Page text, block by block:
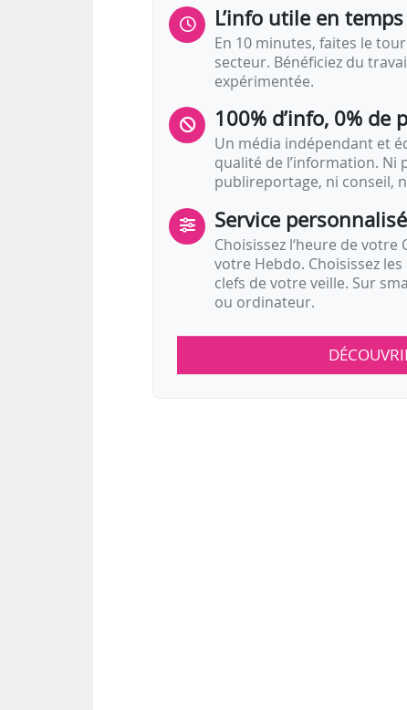
L’info utile en
En 10 minutes, faites le
secteur. Bénéficiez du
expérimentée.
100% d’info, 0% de
Un média indépendant et
qualité de l’information. Ni
publireportage, ni conseil,
Service personnalisé
Choisissez l‘heure de
votre Hebdo. Choisissez
clefs de votre veille. Sur
ou ordinateur.